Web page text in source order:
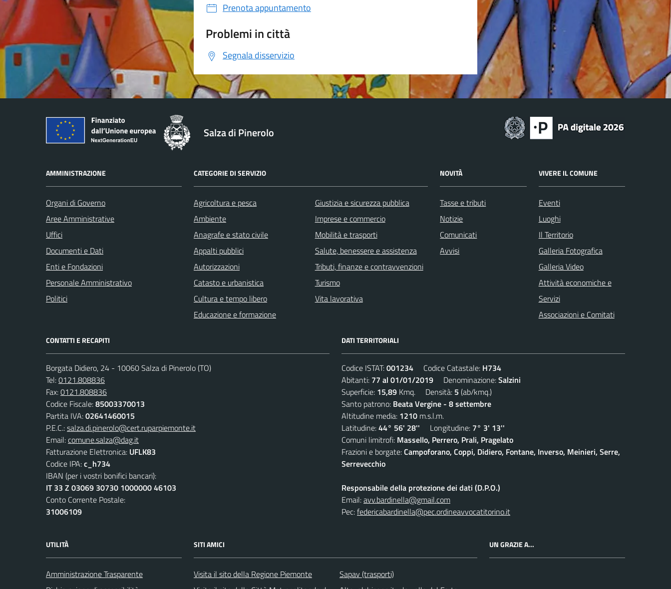
Prenota appuntamento
Problemi in città
Segnala disservizio
Salza di Pinerolo
AMMINISTRAZIONE
Organi di Governo
Aree Amministrative
Uffici
Documenti e Dati
Enti e Fondazioni
Personale Amministrativo
Politici
CATEGORIE DI SERVIZIO
Agricoltura e pesca
Ambiente
Anagrafe e stato civile
Appalti pubblici
Autorizzazioni
Catasto e urbanistica
Cultura e tempo libero
Educazione e formazione
Giustizia e sicurezza pubblica
Imprese e commercio
Mobilità e trasporti
Salute, benessere e assistenza
Tributi, finanze e contravvenzioni
Turismo
Vita lavorativa
NOVITÀ
Tasse e tributi
Notizie
Comunicati
Avvisi
VIVERE IL COMUNE
Eventi
Luoghi
Il Territorio
Galleria Fotografica
Galleria Video
Attività economiche e
Servizi
Associazioni e Comitati
CONTATTI E RECAPITI
Borgata Didiero, 24 - 10060 Salza di Pinerolo (TO)
Tel:0121.808836
Fax:0121.808836
Codice Fiscale:85003370013
Partita IVA:02641460015
P.E.C.:salza.di.pinerolo@cert.ruparpiemonte.it
Email:comune.salza@dag.it
Fatturazione Elettronica: UFLK83
Codice IPA:c_h734
IBAN (per i vostri bonifici bancari):
IT 33 Z 03069 30730 1000000 46103
Conto Corrente Postale:
31006109
DATI TERRITORIALI
Codice ISTAT:001234 Codice Catastale: H734
Abitanti: 77 al 01/01/2019 Denominazione:Salzini
Superficie: 15,89 Kmq. Densità: 5 (ab/kmq.)
Santo patrono: Beata Vergine - 8 settembre
Altitudine media: 1210 m.s.l.m.
Latitudine:44° 56' 28'' Longitudine: 7° 3' 13''
Comuni limitrofi: Massello, Perrero, Prali, Pragelato
Frazioni e borgate:Campoforano, Coppi, Didiero, Fontane, Inverso, Meinieri, Serre,
Serrevecchio
Responsabile della protezione dei dati (D.P.O.)
Email:avv.bardinella@gmail.com
Pec:federicabardinella@pec.ordineavvocatitorino.it
UTILITÀ
Amministrazione Trasparente
SITI AMICI
Visita il sito della Regione Piemonte
Sapav (trasporti)
UN GRAZIE A...